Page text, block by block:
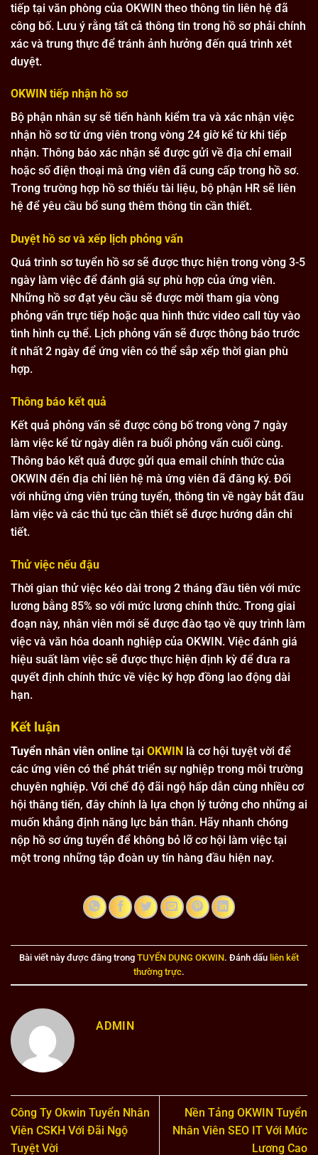
tiếp tại văn phòng của OKWIN theo thông tin liên hệ đã
công bố. Lưu ý rằng tất cả thông tin trong hồ sơ phải chính
xác và trung thực để tránh ảnh hưởng đến quá trình xét
duyệt.
OKWIN tiếp nhận hồ sơ
Bộ phận nhân sự sẽ tiến hành kiểm tra và xác nhận việc
nhận hồ sơ từ ứng viên trong vòng 24 giờ kể từ khi tiếp
nhận. Thông báo xác nhận sẽ được gửi về địa chỉ email
hoặc số điện thoại mà ứng viên đã cung cấp trong hồ sơ.
Trong trường hợp hồ sơ thiếu tài liệu, bộ phận HR sẽ liên
hệ để yêu cầu bổ sung thêm thông tin cần thiết.
Duyệt hồ sơ và xếp lịch phỏng vấn
Quá trình sơ tuyển hồ sơ sẽ được thực hiện trong vòng 3-5
ngày làm việc để đánh giá sự phù hợp của ứng viên.
Những hồ sơ đạt yêu cầu sẽ được mời tham gia vòng
phỏng vấn trực tiếp hoặc qua hình thức video call tùy vào
tình hình cụ thể. Lịch phỏng vấn sẽ được thông báo trước
ít nhất 2 ngày để ứng viên có thể sắp xếp thời gian phù
hợp.
Thông báo kết quả
Kết quả phỏng vấn sẽ được công bố trong vòng 7 ngày
làm việc kể từ ngày diễn ra buổi phỏng vấn cuối cùng.
Thông báo kết quả được gửi qua email chính thức của
OKWIN đến địa chỉ liên hệ mà ứng viên đã đăng ký. Đối
với những ứng viên trúng tuyển, thông tin về ngày bắt đầu
làm việc và các thủ tục cần thiết sẽ được hướng dẫn chi
tiết.
Thử việc nếu đậu
Thời gian thử việc kéo dài trong 2 tháng đầu tiên với mức
lương bằng 85% so với mức lương chính thức. Trong giai
đoạn này, nhân viên mới sẽ được đào tạo về quy trình làm
việc và văn hóa doanh nghiệp của OKWIN. Việc đánh giá
hiệu suất làm việc sẽ được thực hiện định kỳ để đưa ra
quyết định chính thức về việc ký hợp đồng lao động dài
hạn.
Kết luận
Tuyển nhân viên online tại OKWIN là cơ hội tuyệt vời để
các ứng viên có thể phát triển sự nghiệp trong môi trường
chuyên nghiệp. Với chế độ đãi ngộ hấp dẫn cùng nhiều cơ
hội thăng tiến, đây chính là lựa chọn lý tưởng cho những ai
muốn khẳng định năng lực bản thân. Hãy nhanh chóng
nộp hồ sơ ứng tuyển để không bỏ lỡ cơ hội làm việc tại
một trong những tập đoàn uy tín hàng đầu hiện nay.
Bài viết này được đăng trong TUYỂN DỤNG OKWIN. Đánh dấu liên kết
thường trực.
ADMIN
Công Ty Okwin Tuyển Nhân
Viên CSKH Với Đãi Ngộ
Tuyệt Vời
Nền Tảng OKWIN Tuyển
Nhân Viên SEO IT Với Mức
Lương Cao